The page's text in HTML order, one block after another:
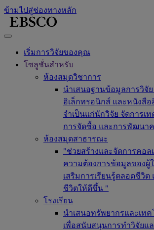
ข้ามไปสู่ช่องทางหลัก
เริ่มการวิจัยของคุณ
โซลูชั่นสำหรับ
ห้องสมุดวิชาการ
นำเสนอฐานข้อมูลการวิจัย
อิเล็กทรอนิกส์ และหนังสือ
จำเป็นแก่นักวิจัย จัดการเ
การจัดซื้อ และการพัฒนา
ห้องสมุดสาธารณะ
"ช่วยสร้างและจัดการคอ
ความต้องการข้อมูลของผู้
เสริมการเรียนรู้ตลอดชีวิต
ชีวิตให้ดีขึ้น "
โรงเรียน
นำเสนอทรัพยากรและเท
เพื่อสนับสนุนการทำวิจัยแ